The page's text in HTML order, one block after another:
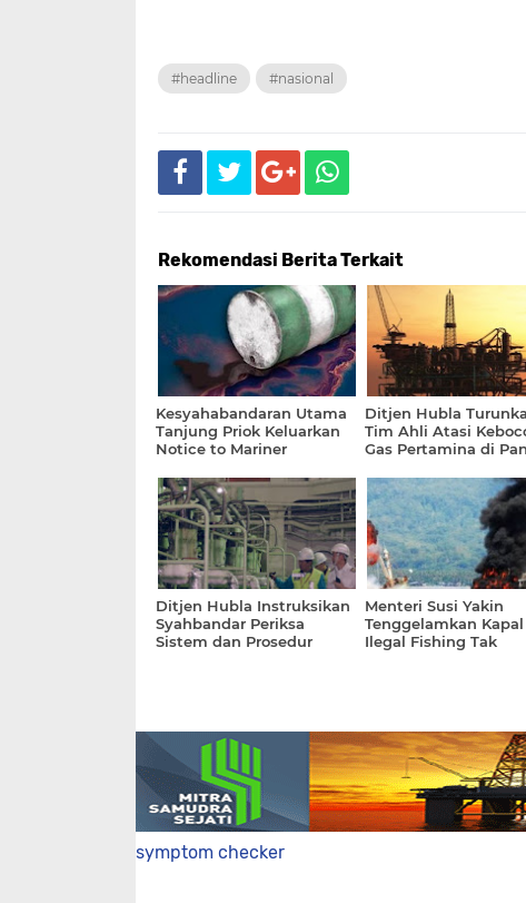
#headline #nasional
Rekomendasi Berita Terkait
Kesyahabandaran Utama
Tanjung Priok Keluarkan
Notice to Mariner
Ditjen Hubla
Tim Ahli Atasi
Gas Pertamina di
Ditjen Hubla Instruksikan
Syahbandar Periksa
Sistem dan Prosedur
Menteri Susi Yakin
Tenggelamkan Kapal
Ilegal Fishing Tak
symptom checker